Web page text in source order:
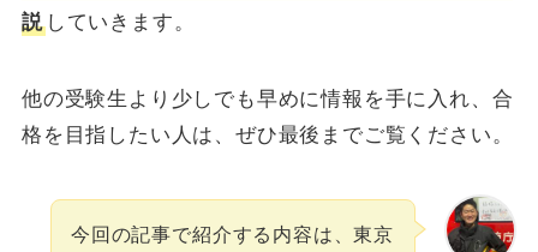
説していきます。
他の受験生より少しでも早めに情報を手に入れ、合
格を目指したい人は、ぜひ最後までご覧ください。
今回の記事で紹介する内容は、東京